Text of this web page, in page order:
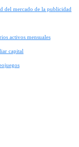
del mercado de la publicidad
activos mensuales
capital